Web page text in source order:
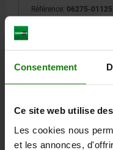
Consentement
Ce site web utilise
Les cookies nous
et les annonces,
Référence: 06275-